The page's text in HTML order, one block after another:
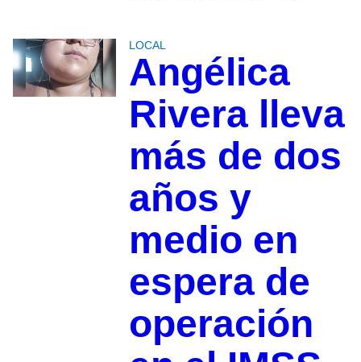
LOCAL
Angélica
Rivera lleva
más de dos
años y
medio en
espera de
operación